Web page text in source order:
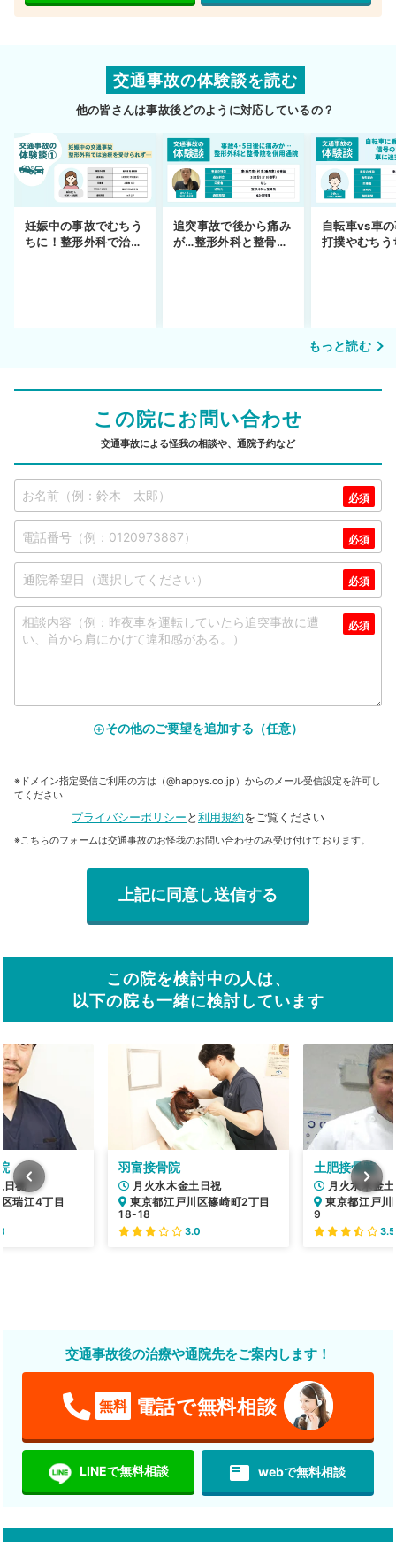
交通事故の体験談を読む
他の皆さんは事故後どのように対応しているの？
妊娠中の事故でむちう
ちに！整形外科で治療
追突事故で後から痛み
が…整形外科と整骨院
自転車vs車
打撲やむちう
もっと読む
この院にお問い合わせ
交通事故による怪我の相談や、通院予約など
add_circle_outlineその他のご要望を追加する（任意）
※ドメイン指定受信ご利用の方は（@happys.co.jp）からのメール受信設定を許可し
てください
プライバシーポリシーと利用規約をご覧ください
※こちらのフォームは交通事故のお怪我のお問い合わせのみ受け付けております。
この院を検討中の人は、
以下の院も一緒に検討しています
羽富接骨院
月火水木金土日祝
東京都江戸川区篠崎町2丁目
18-18
3.0
土肥接骨院
月火水木金
東京都江戸
9
3.5
祝
瑞江4丁目
交通事故後の治療や通院先をご案内します！
無料 電話で無料相談
LINEで無料相談 featured_play_list webで無料相談